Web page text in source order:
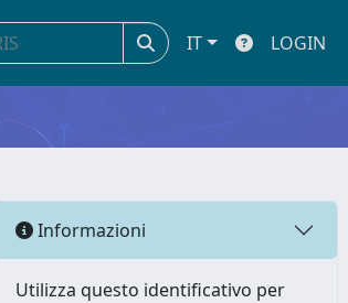
IT LOGIN
Informazioni
Utilizza questo identificativo per